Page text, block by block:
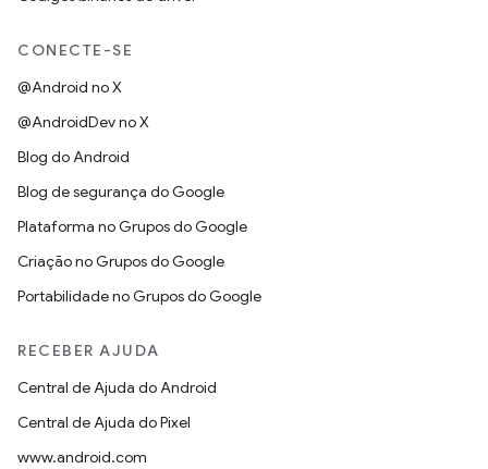
CONECTE-SE
@Android no X
@AndroidDev no X
Blog do Android
Blog de segurança do Google
Plataforma no Grupos do Google
Criação no Grupos do Google
Portabilidade no Grupos do Google
RECEBER AJUDA
Central de Ajuda do Android
Central de Ajuda do Pixel
www.android.com